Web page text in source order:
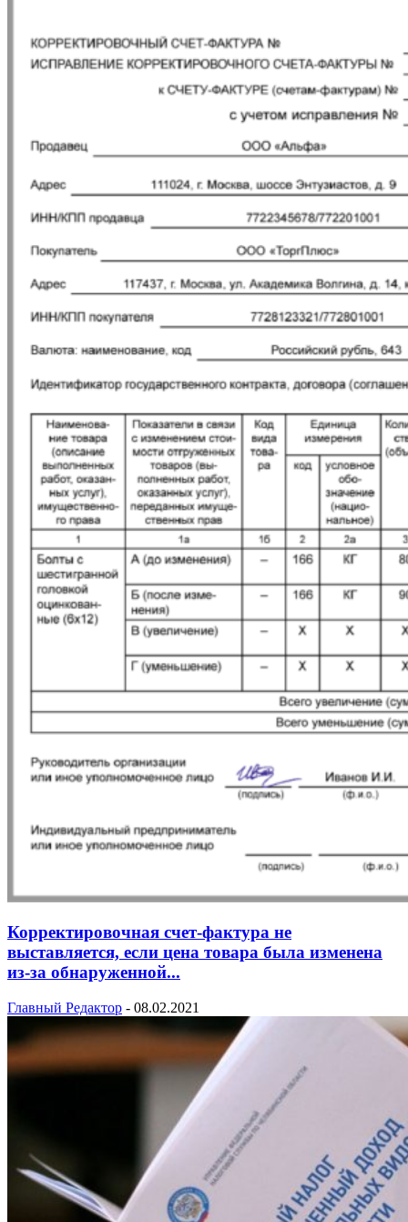
Корректировочная счет-фактура не
выставляется, если цена товара была изменена
из-за обнаруженной...
Главный Редактор - 08.02.2021